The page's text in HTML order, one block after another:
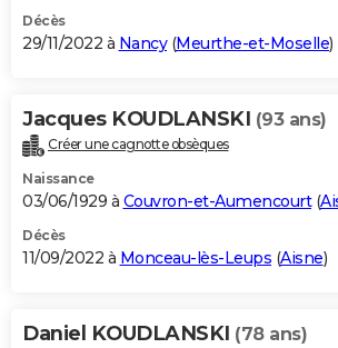
Décès
29/11/2022 à Nancy(Meurthe-et-Moselle)
Jacques KOUDLANSKI (93 ans)
Créer une cagnotte obsèques
Naissance
03/06/1929 à Couvron-et-Aumencourt(
Décès
11/09/2022 à Monceau-lès-Leups (Aisne)
Daniel KOUDLANSKI (78 ans)